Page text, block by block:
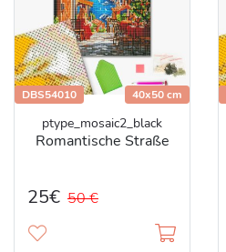
DBS54010 40x50 cm
ptype_mosaic2_black
Romantische Straße
25€ 50 €